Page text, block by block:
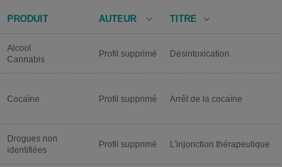
PRODUIT AUTEUR TITRE
Alcool
Cannabis
Profil supprimé Désintoxication
Cocaïne Profil supprimé Arrêt de la cocaïne
Drogues non
identifiées
Profil supprimé L'injonction thérapeutique